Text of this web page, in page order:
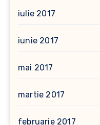
iulie 2017
iunie 2017
mai 2017
martie 2017
februarie 2017